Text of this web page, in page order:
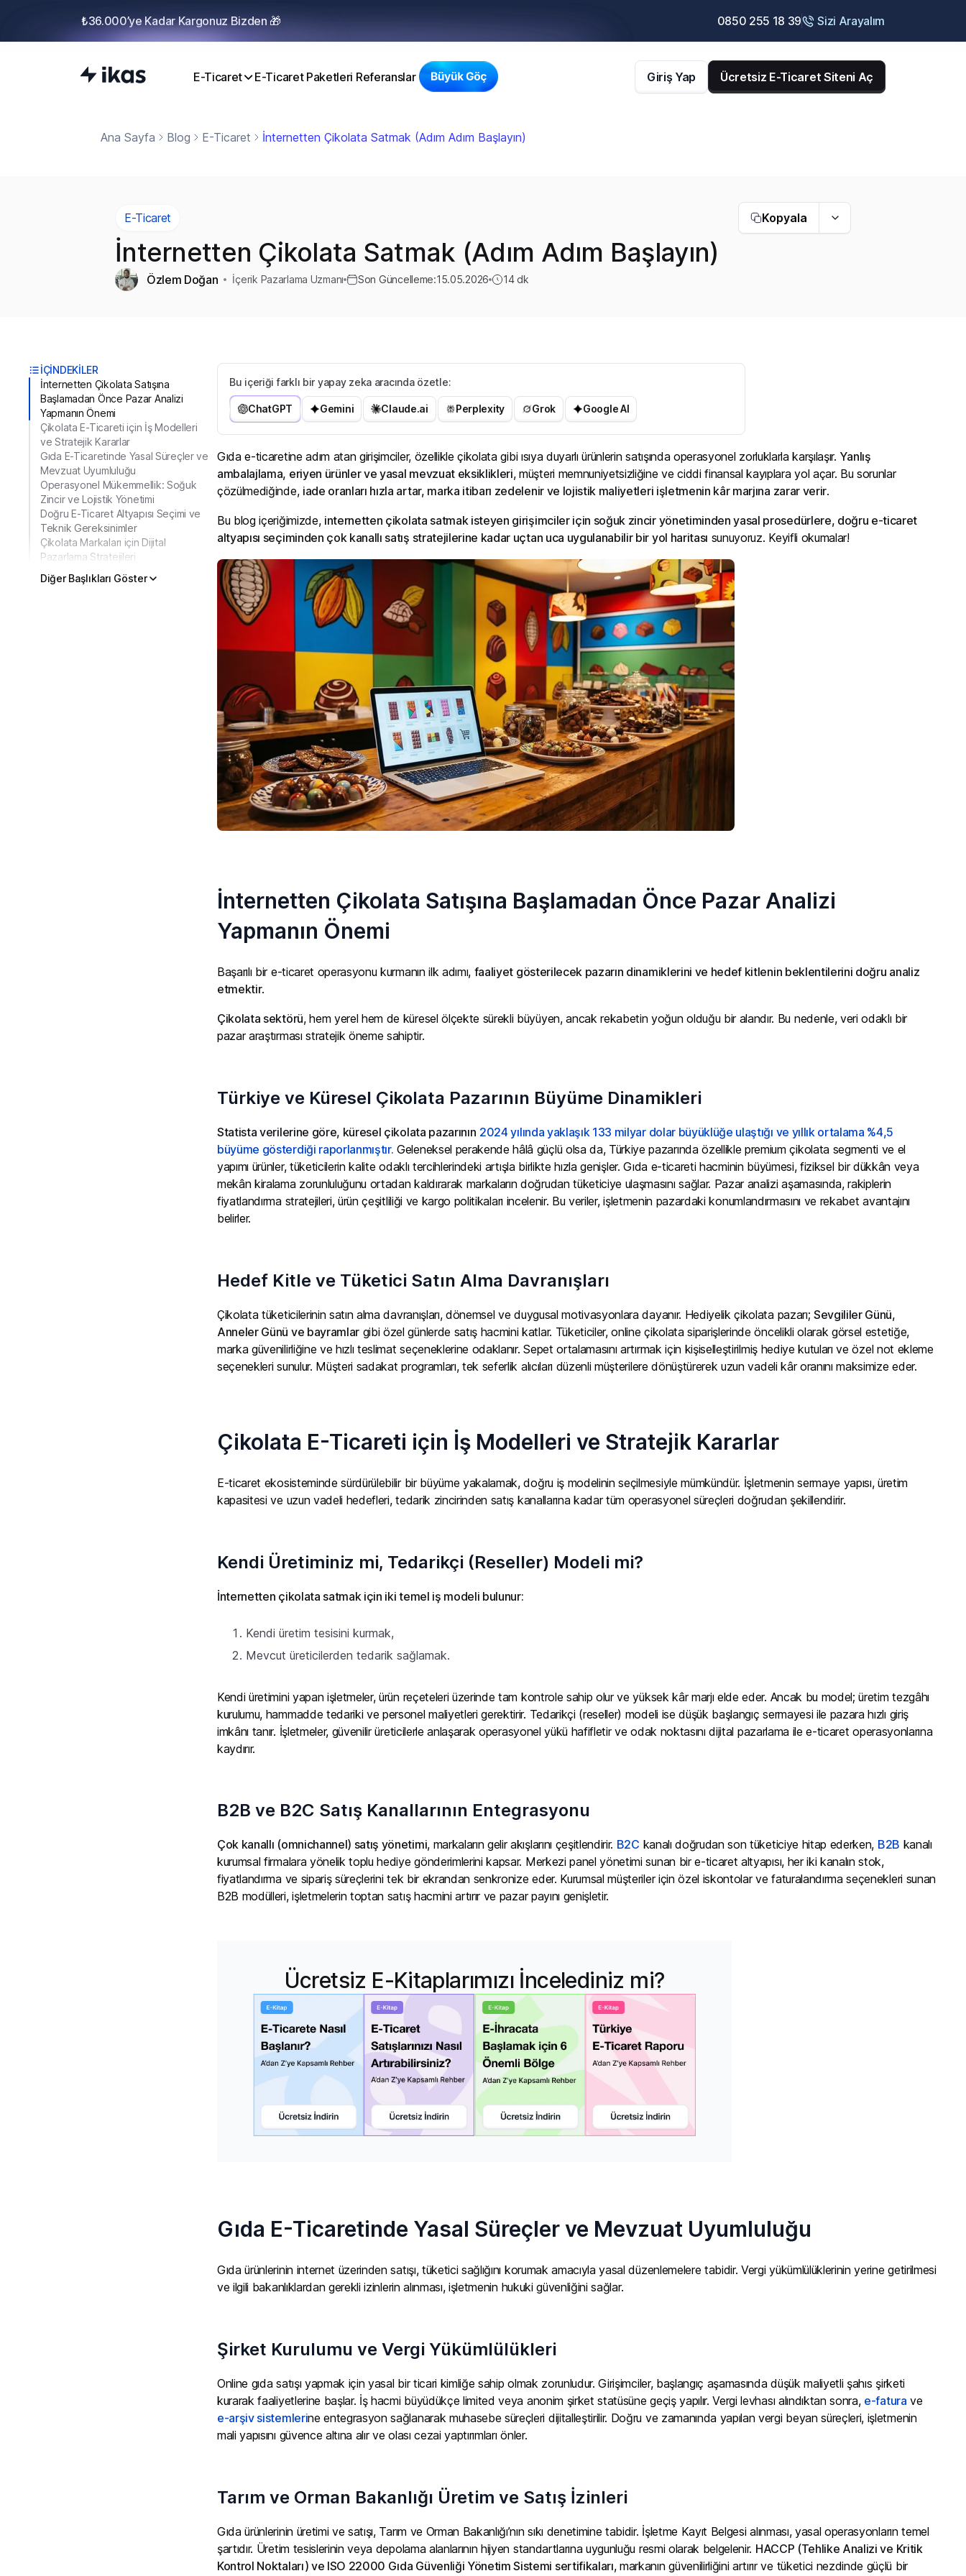
₺36.000’ye Kadar Kargonuz Bizden 🎁 0850 255 18 39 Sizi Arayalım
E-Ticaret E-Ticaret Paketleri Referanslar Giriş Yap Ücretsiz E-Ticaret Siteni Aç
Ana Sayfa Blog E-Ticaret İnternetten Çikolata Satmak (Adım Adım Başlayın)
E-Ticaret Kopyala
İnternetten Çikolata Satmak (Adım Adım Başlayın)
Özlem Doğan İçerik Pazarlama Uzmanı Son Güncelleme:15.05.2026 14 dk
İÇİNDEKİLER
İnternetten Çikolata Satışına
Başlamadan Önce Pazar Analizi
Yapmanın Önemi
Çikolata E-Ticareti için İş Modelleri
ve Stratejik Kararlar
Gıda E-Ticaretinde Yasal Süreçler ve
Mevzuat Uyumluluğu
Operasyonel Mükemmellik: Soğuk
Zincir ve Lojistik Yönetimi
Doğru E-Ticaret Altyapısı Seçimi ve
Teknik Gereksinimler
Çikolata Markaları için Dijital
Pazarlama Stratejileri
Diğer Başlıkları Göster
Bu içeriği farklı bir yapay zeka aracında özetle:
ChatGPT Gemini Claude.ai Perplexity Grok Google AI
Gıda e-ticaretine adım atan girişimciler, özellikle çikolata gibi ısıya duyarlı ürünlerin satışında operasyonel zorluklarla karşılaşır. Yanlış
ambalajlama, eriyen ürünler ve yasal mevzuat eksiklikleri, müşteri memnuniyetsizliğine ve ciddi finansal kayıplara yol açar. Bu sorunlar
çözülmediğinde, iade oranları hızla artar, marka itibarı zedelenir ve lojistik maliyetleri işletmenin kâr marjına zarar verir.
Bu blog içeriğimizde, internetten çikolata satmak isteyen girişimciler için soğuk zincir yönetiminden yasal prosedürlere, doğru e-ticaret
altyapısı seçiminden çok kanallı satış stratejilerine kadar uçtan uca uygulanabilir bir yol haritası sunuyoruz. Keyifli okumalar!
İnternetten Çikolata Satışına Başlamadan Önce Pazar Analizi
Yapmanın Önemi
Başarılı bir e-ticaret operasyonu kurmanın ilk adımı, faaliyet gösterilecek pazarın dinamiklerini ve hedef kitlenin beklentilerini doğru analiz
etmektir.
Çikolata sektörü, hem yerel hem de küresel ölçekte sürekli büyüyen, ancak rekabetin yoğun olduğu bir alandır. Bu nedenle, veri odaklı bir
pazar araştırması stratejik öneme sahiptir.
Türkiye ve Küresel Çikolata Pazarının Büyüme Dinamikleri
Statista verilerine göre, küresel çikolata pazarının 2024 yılında yaklaşık 133 milyar dolar büyüklüğe ulaştığı ve yıllık ortalama %4,5
büyüme gösterdiği raporlanmıştır. Geleneksel perakende hâlâ güçlü olsa da, Türkiye pazarında özellikle premium çikolata segmenti ve el
yapımı ürünler, tüketicilerin kalite odaklı tercihlerindeki artışla birlikte hızla genişler. Gıda e-ticareti hacminin büyümesi, fiziksel bir dükkân veya
mekân kiralama zorunluluğunu ortadan kaldırarak markaların doğrudan tüketiciye ulaşmasını sağlar. Pazar analizi aşamasında, rakiplerin
fiyatlandırma stratejileri, ürün çeşitliliği ve kargo politikaları incelenir. Bu veriler, işletmenin pazardaki konumlandırmasını ve rekabet avantajını
belirler.
Hedef Kitle ve Tüketici Satın Alma Davranışları
Çikolata tüketicilerinin satın alma davranışları, dönemsel ve duygusal motivasyonlara dayanır. Hediyelik çikolata pazarı; Sevgililer Günü,
Anneler Günü ve bayramlar gibi özel günlerde satış hacmini katlar. Tüketiciler, online çikolata siparişlerinde öncelikli olarak görsel estetiğe,
marka güvenilirliğine ve hızlı teslimat seçeneklerine odaklanır. Sepet ortalamasını artırmak için kişiselleştirilmiş hediye kutuları ve özel not ekleme
seçenekleri sunulur. Müşteri sadakat programları, tek seferlik alıcıları düzenli müşterilere dönüştürerek uzun vadeli kâr oranını maksimize eder.
Çikolata E-Ticareti için İş Modelleri ve Stratejik Kararlar
E-ticaret ekosisteminde sürdürülebilir bir büyüme yakalamak, doğru iş modelinin seçilmesiyle mümkündür. İşletmenin sermaye yapısı, üretim
kapasitesi ve uzun vadeli hedefleri, tedarik zincirinden satış kanallarına kadar tüm operasyonel süreçleri doğrudan şekillendirir.
Kendi Üretiminiz mi, Tedarikçi (Reseller) Modeli mi?
İnternetten çikolata satmak için iki temel iş modeli bulunur:
Kendi üretim tesisini kurmak,
Mevcut üreticilerden tedarik sağlamak.
Kendi üretimini yapan işletmeler, ürün reçeteleri üzerinde tam kontrole sahip olur ve yüksek kâr marjı elde eder. Ancak bu model; üretim tezgâhı
kurulumu, hammadde tedariki ve personel maliyetleri gerektirir. Tedarikçi (reseller) modeli ise düşük başlangıç sermayesi ile pazara hızlı giriş
imkânı tanır. İşletmeler, güvenilir üreticilerle anlaşarak operasyonel yükü hafifletir ve odak noktasını dijital pazarlama ile e-ticaret operasyonlarına
kaydırır.
B2B ve B2C Satış Kanallarının Entegrasyonu
Çok kanallı (omnichannel) satış yönetimi, markaların gelir akışlarını çeşitlendirir. B2C kanalı doğrudan son tüketiciye hitap ederken, B2B kanalı
kurumsal firmalara yönelik toplu hediye gönderimlerini kapsar. Merkezi panel yönetimi sunan bir e-ticaret altyapısı, her iki kanalın stok,
fiyatlandırma ve sipariş süreçlerini tek bir ekrandan senkronize eder. Kurumsal müşteriler için özel iskontolar ve faturalandırma seçenekleri sunan
B2B modülleri, işletmelerin toptan satış hacmini artırır ve pazar payını genişletir.
Ücretsiz E-Kitaplarımızı İncelediniz mi?
Gıda E-Ticaretinde Yasal Süreçler ve Mevzuat Uyumluluğu
Gıda ürünlerinin internet üzerinden satışı, tüketici sağlığını korumak amacıyla yasal düzenlemelere tabidir. Vergi yükümlülüklerinin yerine getirilmesi
ve ilgili bakanlıklardan gerekli izinlerin alınması, işletmenin hukuki güvenliğini sağlar.
Şirket Kurulumu ve Vergi Yükümlülükleri
Online gıda satışı yapmak için yasal bir ticari kimliğe sahip olmak zorunludur. Girişimciler, başlangıç aşamasında düşük maliyetli şahıs şirketi
kurarak faaliyetlerine başlar. İş hacmi büyüdükçe limited veya anonim şirket statüsüne geçiş yapılır. Vergi levhası alındıktan sonra, e-fatura ve
e-arşiv sistemlerine entegrasyon sağlanarak muhasebe süreçleri dijitalleştirilir. Doğru ve zamanında yapılan vergi beyan süreçleri, işletmenin
mali yapısını güvence altına alır ve olası cezai yaptırımları önler.
Tarım ve Orman Bakanlığı Üretim ve Satış İzinleri
Gıda ürünlerinin üretimi ve satışı, Tarım ve Orman Bakanlığı’nın sıkı denetimine tabidir. İşletme Kayıt Belgesi alınması, yasal operasyonların temel
şartıdır. Üretim tesislerinin veya depolama alanlarının hijyen standartlarına uygunluğu resmi olarak belgelenir. HACCP (Tehlike Analizi ve Kritik
Kontrol Noktaları) ve ISO 22000 Gıda Güvenliği Yönetim Sistemi sertifikaları, markanın güvenilirliğini artırır ve tüketici nezdinde güçlü bir